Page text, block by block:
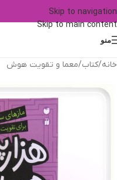
Skip to navigation
Skip to main content
منو
خانه/کتاب/معما و تقویت هوش